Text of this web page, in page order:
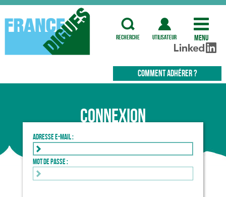
recherche utilisateur Menu
COMMENT ADHÉRER ?
Connexion
Adresse e-mail :
Mot de passe :